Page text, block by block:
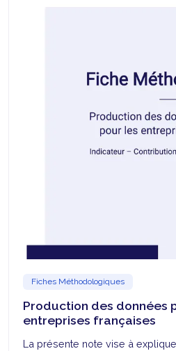
Fiches Méthodologiques
Production des données
entreprises françaises
La présente note vise à